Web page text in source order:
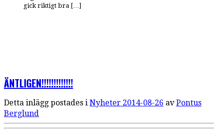
gick riktigt bra […]
ÄNTLIGEN!!!!!!!!!!!!!
Detta inlägg postades i Nyheter 2014-08-26 avPontus
Berglund